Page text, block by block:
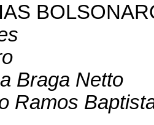
Braga Netto
Ramos